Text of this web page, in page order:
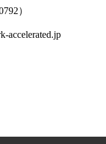
）
accelerated.jp